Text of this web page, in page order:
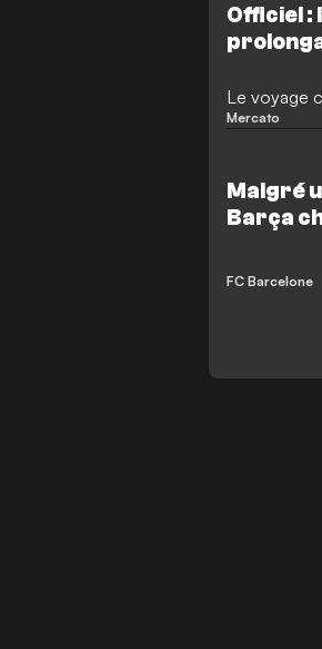
Officiel :
Le voyage
Mercato
Malgré
Barça
FC Barcelone